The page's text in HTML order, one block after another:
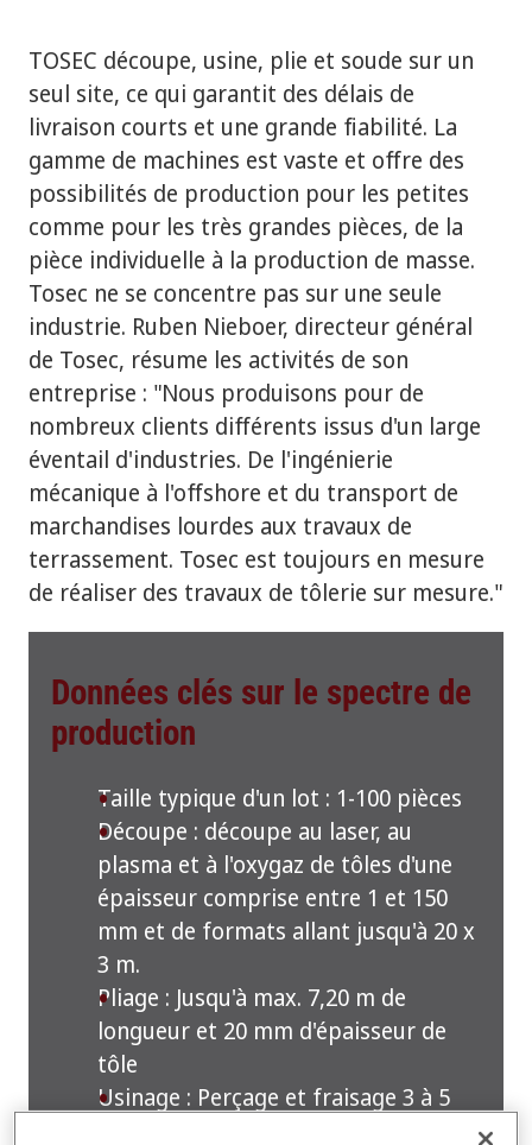
TOSEC découpe, usine, plie et soude sur un
seul site, ce qui garantit des délais de
livraison courts et une grande fiabilité. La
gamme de machines est vaste et offre des
possibilités de production pour les petites
comme pour les très grandes pièces, de la
pièce individuelle à la production de masse.
Tosec ne se concentre pas sur une seule
industrie. Ruben Nieboer, directeur général
de Tosec, résume les activités de son
entreprise : "Nous produisons pour de
nombreux clients différents issus d'un large
éventail d'industries. De l'ingénierie
mécanique à l'offshore et du transport de
marchandises lourdes aux travaux de
terrassement. Tosec est toujours en mesure
de réaliser des travaux de tôlerie sur mesure."
Données clés sur le spectre de
production
Taille typique d'un lot : 1-100 pièces
Découpe : découpe au laser, au
plasma et à l'oxygaz de tôles d'une
épaisseur comprise entre 1 et 150
mm et de formats allant jusqu'à 20 x
3 m.
Pliage : Jusqu'à max. 7,20 m de
longueur et 20 mm d'épaisseur de
tôle
Usinage : Perçage et fraisage 3 à 5